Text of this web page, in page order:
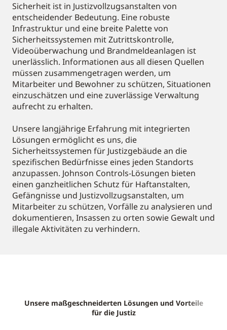
Sicherheit ist in Justizvollzugsanstalten von
entscheidender Bedeutung. Eine robuste
Infrastruktur und eine breite Palette von
Sicherheitssystemen mit Zutrittskontrolle,
Videoüberwachung und Brandmeldeanlagen ist
unerlässlich. Informationen aus all diesen Quellen
müssen zusammengetragen werden, um
Mitarbeiter und Bewohner zu schützen, Situationen
einzuschätzen und eine zuverlässige Verwaltung
aufrecht zu erhalten.
Unsere langjährige Erfahrung mit integrierten
Lösungen ermöglicht es uns, die
Sicherheitssystemen für Justizgebäude an die
spezifischen Bedürfnisse eines jeden Standorts
anzupassen. Johnson Controls-Lösungen bieten
einen ganzheitlichen Schutz für Haftanstalten,
Gefängnisse und Justizvollzugsanstalten, um
Mitarbeiter zu schützen, Vorfälle zu analysieren und
dokumentieren, Insassen zu orten sowie Gewalt und
illegale Aktivitäten zu verhindern.
Unsere maßgeschneiderten Lösungen und Vorteile
für die Justiz